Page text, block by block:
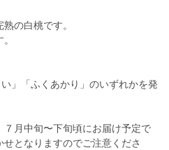
の白桃です。
」「ふくあかり」のいずれかを発
月中旬〜下旬頃にお届け予定で
となりますのでご注意くださ